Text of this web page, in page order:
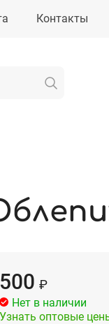
Контакты
500 ₽
Нет в наличии
Узнать оптовые